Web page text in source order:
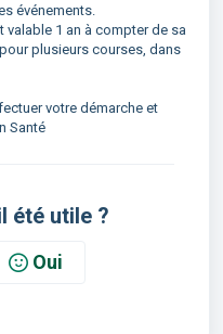
événements.
valable 1 an à compter de sa
plusieurs courses, dans
votre démarche et
Santé
été utile ?
Oui